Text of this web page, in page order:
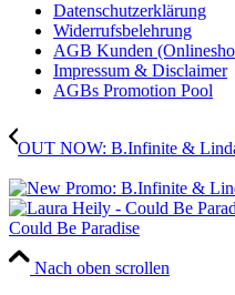
Datenschutzerklärung
Widerrufsbelehrung
AGB Kunden
Impressum & Disclaimer
AGBs Promotion Pool
OUT NOW: B.Infinite &
Could Be Paradise
Nach oben scrollen